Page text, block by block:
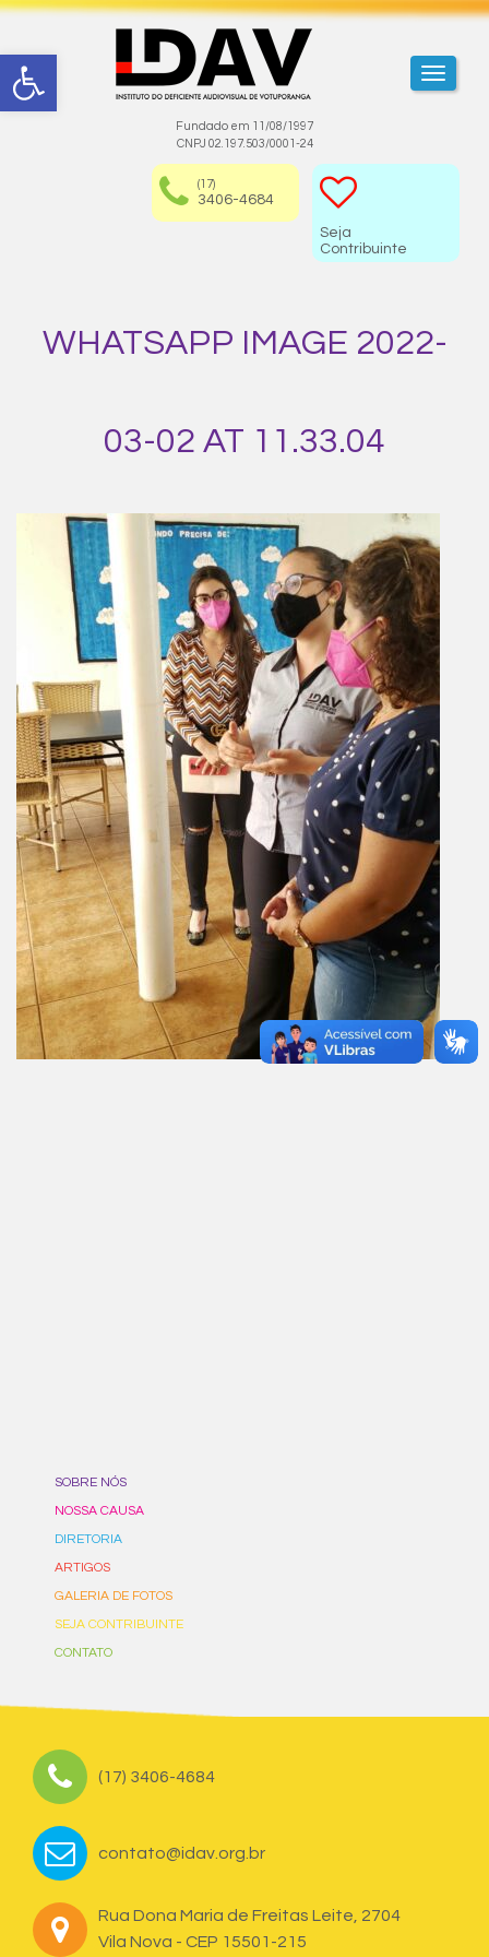
Abrir a barra de ferramentas
Fundado em 11/08/1997
CNPJ 02.197.503/0001-24
Seja
Contribuinte
(17)
3406-4684
WHATSAPP IMAGE 2022-
03-02 AT 11.33.04
SOBRE NÓS
NOSSA CAUSA
DIRETORIA
ARTIGOS
GALERIA DE FOTOS
SEJA CONTRIBUINTE
CONTATO
(17) 3406-4684
contato@idav.org.br
Rua Dona Maria de Freitas Leite, 2704
Vila Nova - CEP 15501-215